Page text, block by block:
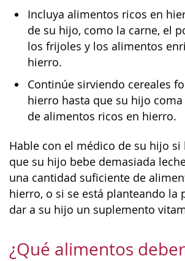
Incluya alimentos ricos en
de su hijo, como la carne, el
los frijoles y los alimentos
hierro.
Continúe sirviendo cereales
hierro hasta que su hijo
de alimentos ricos en hierro.
Hable con el médico de su hijo si
que su hijo bebe demasiada
una cantidad suficiente de
hierro, o si se está planteando la
dar a su hijo un suplemento
¿Qué alimentos